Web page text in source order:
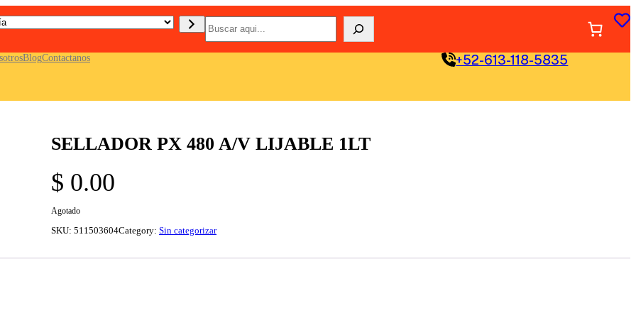
B
u
s
c
BlogContactanos +52-613-118-5835
SELLADOR PX 480 A/V LIJABLE 1LT
$ 0.00
Agotado
SKU: 511503604Category: Sin categorizar